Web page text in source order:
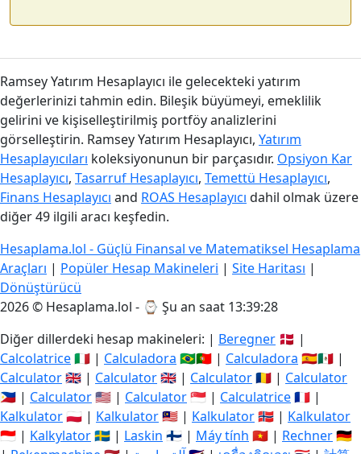
Ramsey Yatırım Hesaplayıcı ile gelecekteki yatırım
değerlerinizi tahmin edin. Bileşik büyümeyi, emeklilik
gelirini ve kişiselleştirilmiş portföy analizlerini
görselleştirin. Ramsey Yatırım Hesaplayıcı, Yatırım
Hesaplayıcıları koleksiyonunun bir parçasıdır. Opsiyon Kar
Hesaplayıcı, Tasarruf Hesaplayıcı, Temettü Hesaplayıcı,
Finans Hesaplayıcı and ROAS Hesaplayıcı dahil olmak üzere
diğer 49 ilgili aracı keşfedin.
Hesaplama.lol - Güçlü Finansal ve Matematiksel Hesaplama
Araçları | Popüler Hesap Makineleri | Site Haritası |
Dönüştürücü
2026 © Hesaplama.lol - ⌚ Şu an saat 13:39:29
Diğer dillerdeki hesap makineleri: | Beregner 🇩🇰 |
Calcolatrice🇮🇹 | Calculadora 🇧🇷🇵🇹 | Calculadora 🇪🇸🇲🇽 |
Calculator🇬🇧 | Calculator🇬🇧 | Calculator🇷🇴 | Calculator
🇵🇭 | Calculator🇺🇸 | Calculator🇸🇬 | Calculatrice🇫🇷 |
Kalkulator🇵🇱 | Kalkulator🇲🇾 | Kalkulator🇳🇴 | Kalkulator
🇮🇩 | Kalkylator🇸🇪 | Laskin 🇫🇮 | Máy tính 🇻🇳 | Rechner🇩🇪